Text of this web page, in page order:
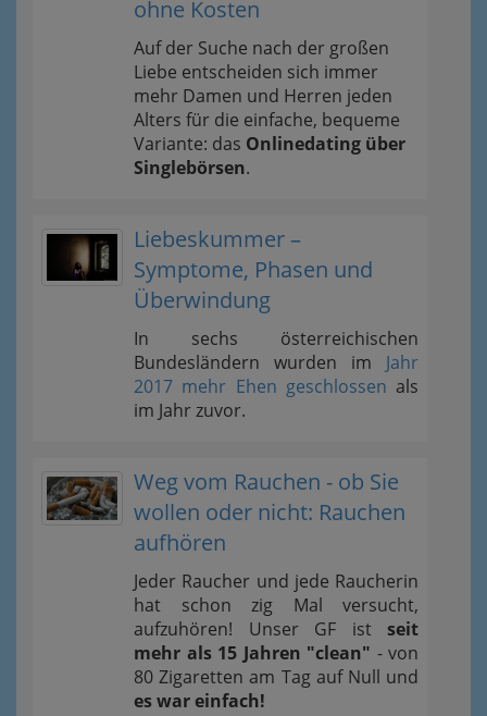
ohne Kosten
Auf der Suche nach der großen
Liebe entscheiden sich immer
mehr Damen und Herren jeden
Alters für die einfache, bequeme
Variante: das Onlinedating über
Singlebörsen.
Liebeskummer –
Symptome, Phasen und
Überwindung
In sechs österreichischen
Bundesländern wurden im Jahr
2017 mehr Ehen geschlossen als
im Jahr zuvor.
Weg vom Rauchen - ob Sie
wollen oder nicht: Rauchen
aufhören
Jeder Raucher und jede Raucherin
hat schon zig Mal versucht,
aufzuhören! Unser GF ist seit
mehr als 15 Jahren "clean" - von
80 Zigaretten am Tag auf Null und
es war einfach!